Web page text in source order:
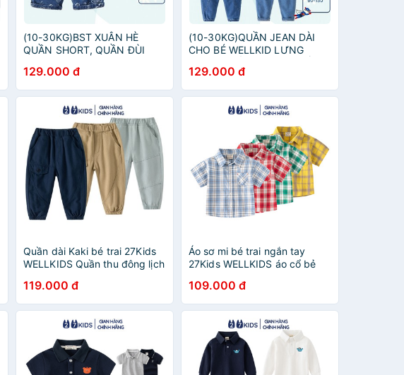
(10-30KG)BST XUÂN HÈ
QUẦN SHORT, QUẦN ĐÙI
LƯNG CHUN PHỐI TÚI, XUẤT
ÂU MỸ SIZE ĐẠI 2-8 TUỔI
129.000 đ
(10-30KG)QUẦN JEAN DÀI
CHO BÉ WELLKID LƯNG
3D XUẤT ÂU MỸ SIZE ĐẠI 2 3
4 5 6 7 TUỔI
129.000 đ
Quần dài Kaki bé trai 27Kids
WELLKIDS Quần thu đông lịch
BLKK1
119.000 đ
Áo sơ mi bé trai ngắn tay
27Kids WELLKIDS áo cổ bẻ
2-8 tuổi BSSH1
109.000 đ